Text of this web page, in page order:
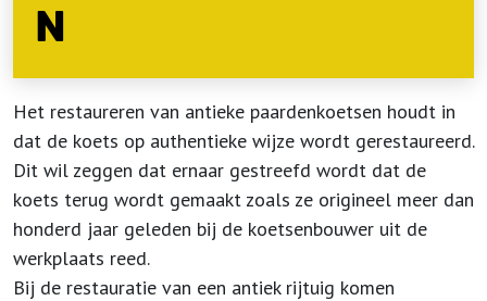
N
Het restaureren van antieke paardenkoetsen houdt in
dat de koets op authentieke wijze wordt gerestaureerd.
Dit wil zeggen dat ernaar gestreefd wordt dat de
koets terug wordt gemaakt zoals ze origineel meer dan
honderd jaar geleden bij de koetsenbouwer uit de
werkplaats reed.
Bij de restauratie van een antiek rijtuig komen